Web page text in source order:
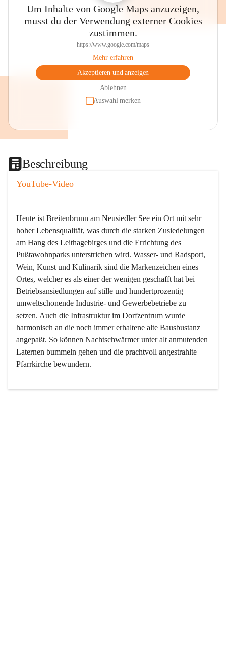
Um Inhalte von Google Maps anzuzeigen,
musst du der Verwendung externer Cookies
zustimmen.
https://www.google.com/maps
Mehr erfahren
Akzeptieren und anzeigen
Ablehnen
Auswahl merken
Beschreibung
YouTube-Video
Heute ist Breitenbrunn am Neusiedler See ein Ort mit sehr
hoher Lebensqualität, was durch die starken Zusiedelungen
am Hang des Leithagebirges und die Errichtung des
Pußtawohnparks unterstrichen wird. Wasser- und Radsport,
Wein, Kunst und Kulinarik sind die Markenzeichen eines
Ortes, welcher es als einer der wenigen geschafft hat bei
Betriebsansiedlungen auf stille und hundertprozentig
umweltschonende Industrie- und Gewerbebetriebe zu
setzen. Auch die Infrastruktur im Dorfzentrum wurde
harmonisch an die noch immer erhaltene alte Bausbustanz
angepaßt. So können Nachtschwärmer unter alt anmutenden
Laternen bummeln gehen und die prachtvoll angestrahlte
Pfarrkirche bewundern.
Der Weinbau dominert heute nicht mehr, ist aber integrativer